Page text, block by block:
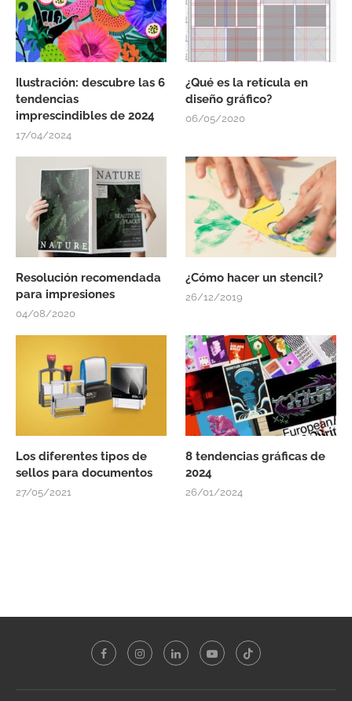
Ilustración: descubre las 6
tendencias
imprescindibles de 2024
17/04/2024
¿Qué es la retícula en
diseño gráfico?
06/05/2020
Resolución recomendada
para impresiones
04/08/2020
¿Cómo hacer un stencil?
26/12/2019
Los diferentes tipos de
sellos para documentos
27/05/2021
8 tendencias gráficas de
2024
26/01/2024